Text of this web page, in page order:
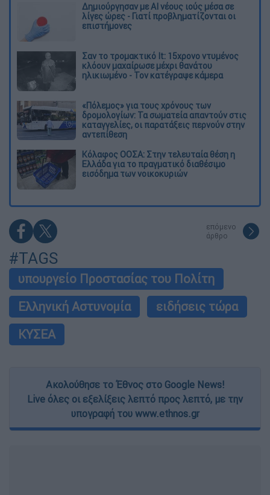
Δημιούργησαν με AI νέους ιούς μέσα σε
λίγες ώρες - Γιατί προβληματίζονται οι
επιστήμονες
Σαν το τρομακτικό It: 15χρονο ντυμένος
κλόουν μαχαίρωσε μέχρι θανάτου
ηλικιωμένο - Τον κατέγραψε κάμερα
«Πόλεμος» για τους χρόνους των
δρομολογίων: Τα σωματεία απαντούν στις
καταγγελίες, οι παρατάξεις περνούν στην
αντεπίθεση
Κόλαφος ΟΟΣΑ: Στην τελευταία θέση η
Ελλάδα για το πραγματικό διαθέσιμο
εισόδημα των νοικοκυριών
επόμενο
άρθρο
#TAGS
υπουργείο Προστασίας του Πολίτη
Ελληνική Αστυνομία
ειδήσεις τώρα
ΚΥΣΕΑ
Ακολούθησε το Έθνος στο Google News!
Live όλες οι εξελίξεις λεπτό προς λεπτό, με την
υπογραφή του www.ethnos.gr